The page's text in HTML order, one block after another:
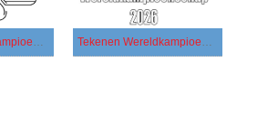
Tekenen Wereldkampioenschap 2026 voor kinderen Tekenen Wereldkampioenschap 2026